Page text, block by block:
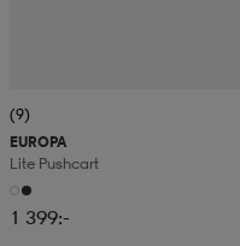
(9)
EUROPA
Lite Pushcart
1 399:-